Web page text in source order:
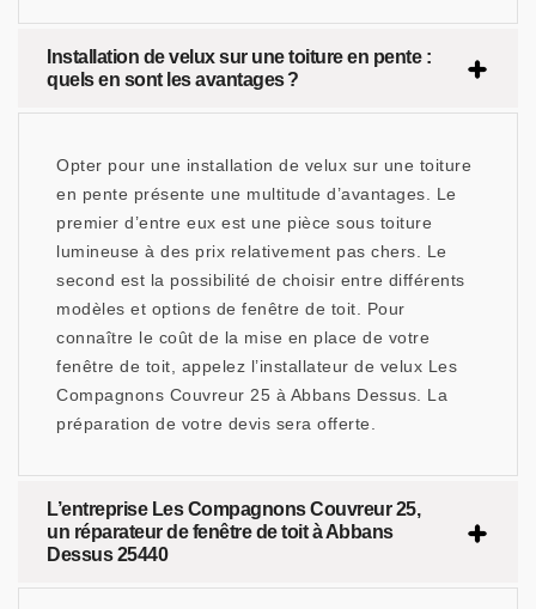
Installation de velux sur une toiture en pente :
quels en sont les avantages ?
Opter pour une installation de velux sur une toiture
en pente présente une multitude d’avantages. Le
premier d’entre eux est une pièce sous toiture
lumineuse à des prix relativement pas chers. Le
second est la possibilité de choisir entre différents
modèles et options de fenêtre de toit. Pour
connaître le coût de la mise en place de votre
fenêtre de toit, appelez l’installateur de velux Les
Compagnons Couvreur 25 à Abbans Dessus. La
préparation de votre devis sera offerte.
L’entreprise Les Compagnons Couvreur 25,
un réparateur de fenêtre de toit à Abbans
Dessus 25440